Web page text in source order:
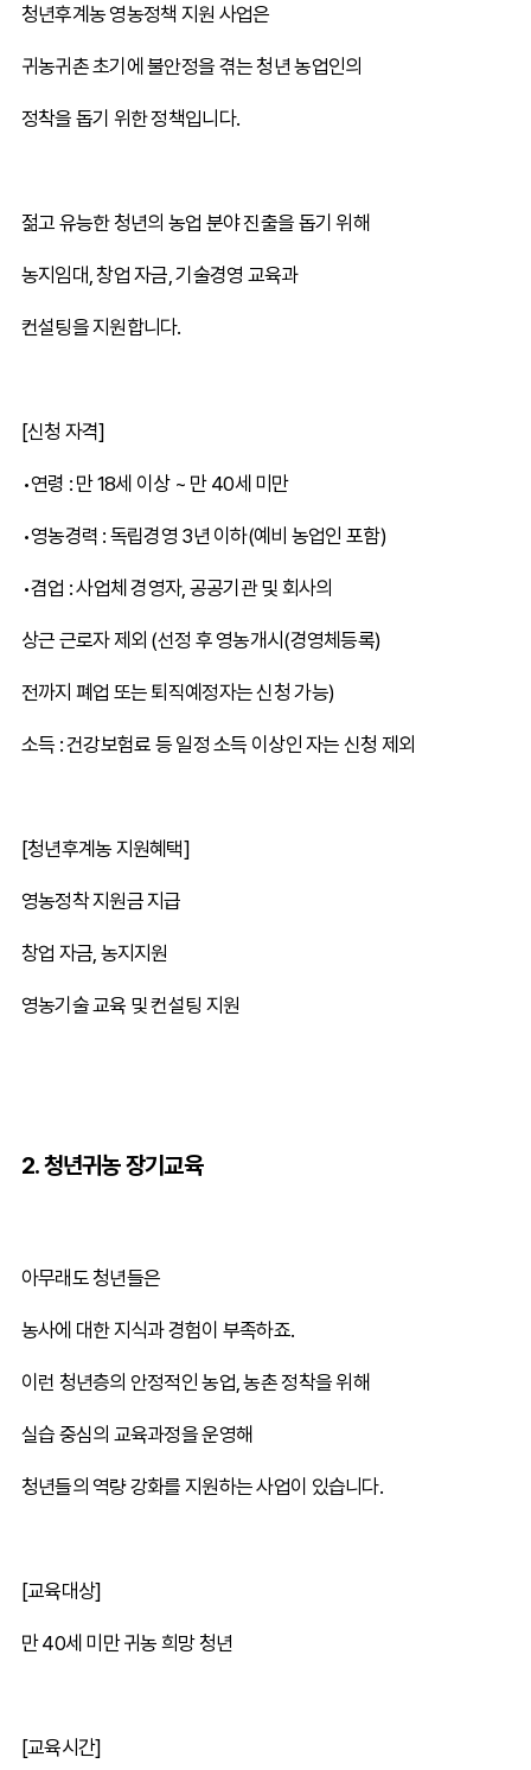
청년후계농 영농정책 지원 사업은
귀농귀촌 초기에 불안정을 겪는 청년 농업인의
정착을 돕기 위한 정책입니다.
젊고 유능한 청년의 농업 분야 진출을 돕기 위해
농지임대, 창업 자금, 기술경영 교육과
컨설팅을 지원합니다.
[신청 자격]
•연령 : 만 18세 이상 ~ 만 40세 미만
•영농경력 : 독립경영 3년 이하(예비 농업인 포함)
•겸업 : 사업체 경영자, 공공기관 및 회사의
상근 근로자 제외 (선정 후 영농개시(경영체등록)
전까지 폐업 또는 퇴직예정자는 신청 가능)
소득 : 건강보험료 등 일정 소득 이상인 자는 신청 제외
[청년후계농 지원혜택]
영농정착 지원금 지급
창업 자금, 농지지원
영농기술 교육 및 컨설팅 지원
2. 청년귀농 장기교육
아무래도 청년들은
농사에 대한 지식과 경험이 부족하죠.
이런 청년층의 안정적인 농업, 농촌 정착을 위해
실습 중심의 교육과정을 운영해
청년들의 역량 강화를 지원하는 사업이 있습니다.
[교육대상]
만 40세 미만 귀농 희망 청년
[교육시간]